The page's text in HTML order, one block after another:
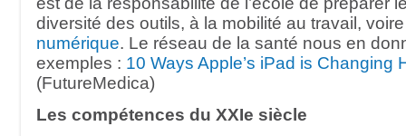
diversité des outils, à la mobilité au travail,
numérique. Le réseau de la santé nous en
exemples : 10 Ways Apple’s iPad is Changing
(FutureMedica)
Les compétences du XXIe siècle